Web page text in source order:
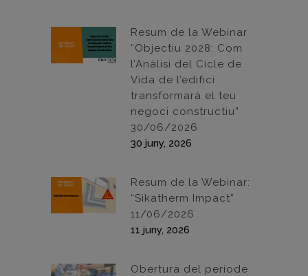
Resum de la Webinar
“Objectiu 2028: Com
l’Anàlisi del Cicle de
Vida de l’edifici
transformarà el teu
negoci constructiu”
30/06/2026
30 juny, 2026
Resum de la Webinar:
“Sikatherm Impact”
11/06/2026
11 juny, 2026
Obertura del període